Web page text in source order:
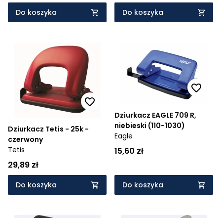
Do koszyka Do koszyka
Dziurkacz Tetis - 25k -
czerwony
Tetis
29,89 zł
Do koszyka
Dziurkacz EAGLE 709 R,
niebieski (110-1030)
Eagle
15,60 zł
Do koszyka